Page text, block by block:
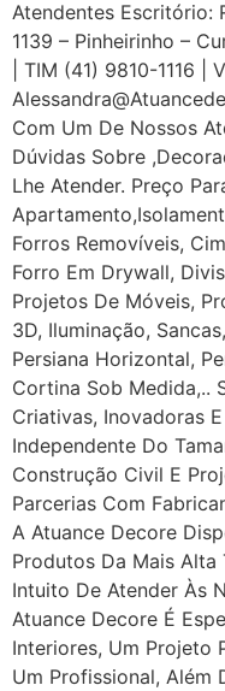
Atendentes Escritório:
1139 – Pinheirinho –
| TIM (41) 9810-1116 |
Com Um De Nossos
Dúvidas Sobre
Lhe Atender. Preço
Forros Removíveis,
Forro Em Drywall,
Projetos De Móveis,
3D, Iluminação,
Persiana Horizontal,
Cortina Sob Medida,..
Criativas, Inovadoras
Independente Do
Construção Civil E
Parcerias Com
A Atuance Decore
Produtos Da Mais Alta
Intuito De Atender Às
Atuance Decore É
Interiores, Um Projeto
Um Profissional, Além